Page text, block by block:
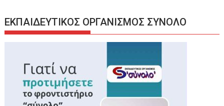
ΕΚΠΑΙΔΕΥΤΙΚΟΣ ΟΡΓΑΝΙΣΜΟΣ ΣΥΝΟΛΟ